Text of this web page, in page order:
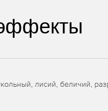
лисий, беличий,